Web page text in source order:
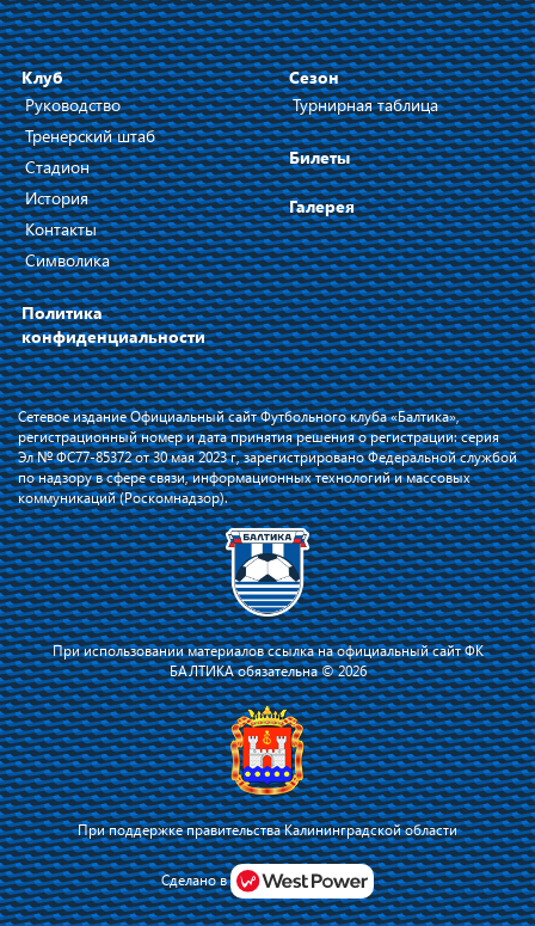
Я соглашаюсь с тем, что владелец сайта использует файлы cookie для
повышения удобства работы на сайте и сервис Яндекс.Метрика. Оставаясь
на сайте, я соглашаюсь сполитикой их применения.
Клуб
Руководство
Тренерский штаб
Стадион
История
Контакты
Символика
Политика
конфиденциальности
Сезон
Турнирная таблица
Билеты
Галерея
Сетевое издание Официальный сайт Футбольного клуба «Балтика»,
регистрационный номер и дата принятия решения о регистрации: серия
Эл № ФС77-85372 от 30 мая 2023 г, зарегистрировано Федеральной службой
по надзору в сфере связи, информационных технологий и массовых
коммуникаций (Роскомнадзор).
При использовании материалов ссылка на официальный сайт ФК
БАЛТИКА обязательна © 2026
При поддержке правительства Калининградской области
Сделано в